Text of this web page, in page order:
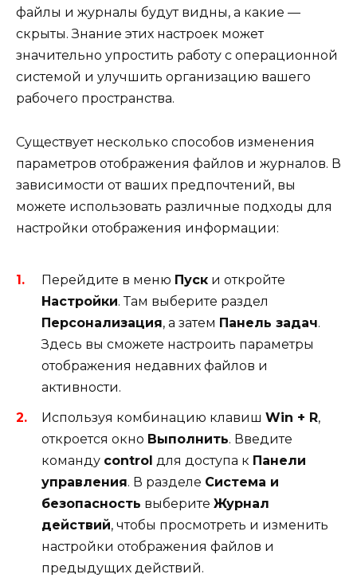
файлы и журналы будут видны, а какие —
скрыты. Знание этих настроек может
значительно упростить работу с операционной
системой и улучшить организацию вашего
рабочего пространства.
Существует несколько способов изменения
параметров отображения файлов и журналов. В
зависимости от ваших предпочтений, вы
можете использовать различные подходы для
настройки отображения информации:
Перейдите в меню Пуск и откройте
Настройки. Там выберите раздел
Персонализация, а затем Панель задач.
Здесь вы сможете настроить параметры
отображения недавних файлов и
активности.
Используя комбинацию клавиш Win + R,
откроется окно Выполнить. Введите
команду control для доступа к Панели
управления. В разделе Система и
безопасность выберите Журнал
действий, чтобы просмотреть и изменить
настройки отображения файлов и
предыдущих действий.